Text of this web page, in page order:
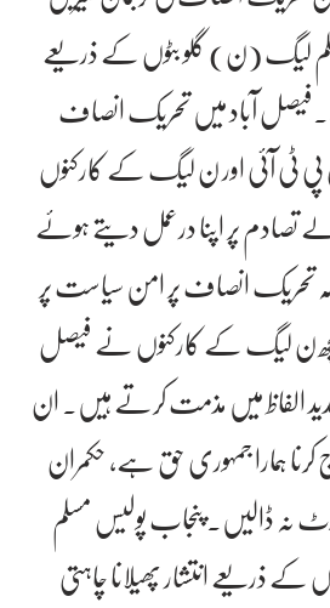
لیگ (ن) گلو بٹوں کے ذریعے
آباد میں تحریک انصاف
ٹی آئی اور ن لیگ کے کارکنوں
پر اپنا درعمل دیتے ہوئے
کہ تحریک انصاف پر امن سیاست پر
ن لیگ کے کارکنوں نے فیصل
الفاظ میں مذمت کرتے ہیں۔ ان
کرنا ہمارا جمہوری حق ہے، حکمران
نہ ڈالیں۔ پنجاب پولیس مسلم
انتشار پھیلانا چاہتی